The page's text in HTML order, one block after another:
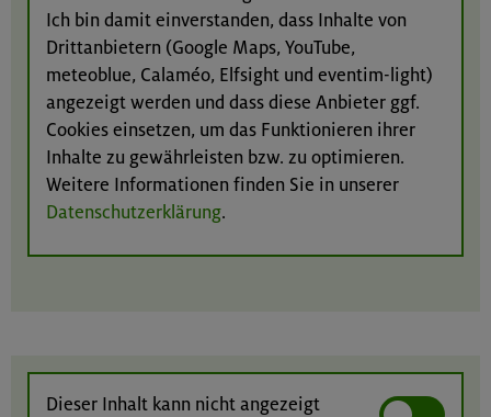
Ich bin damit einverstanden, dass Inhalte von
Drittanbietern (Google Maps, YouTube,
meteoblue, Calaméo, Elfsight und eventim-light)
angezeigt werden und dass diese Anbieter ggf.
Cookies einsetzen, um das Funktionieren ihrer
Inhalte zu gewährleisten bzw. zu optimieren.
Weitere Informationen finden Sie in unserer
Datenschutzerklärung.
Dieser Inhalt kann nicht angezeigt